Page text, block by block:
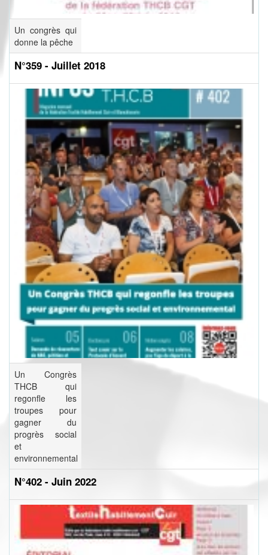
Un congrès qui
donne la pêche
N°359 - Juillet 2018
Un Congrès
THCB qui
regonfle les
troupes pour
gagner du
progrès social
et
environnemental
N°402 - Juin 2022